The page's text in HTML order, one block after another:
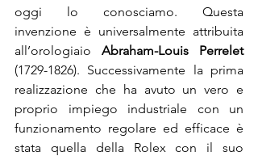
oggi lo conosciamo. Questa
invenzione è universalmente attribuita
all’orologiaio Abraham-Louis Perrelet
(1729-1826). Successivamente la prima
realizzazione che ha avuto un vero e
proprio impiego industriale con un
funzionamento regolare ed efficace è
stata quella della Rolex con il suo